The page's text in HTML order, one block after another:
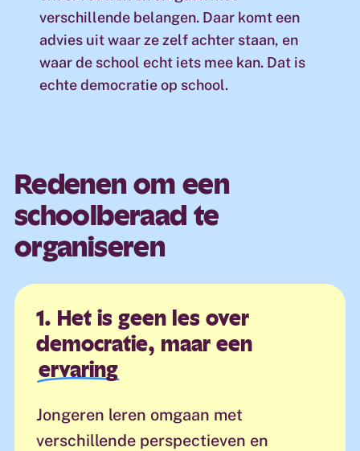
verschillende belangen. Daar komt een
advies uit waar ze zelf achter staan, en
waar de school echt iets mee kan. Dat is
echte democratie op school.
Redenen om een
schoolberaad te
organiseren
1. Het is geen les over
democratie, maar een
ervaring
Jongeren leren omgaan met
verschillende perspectieven en